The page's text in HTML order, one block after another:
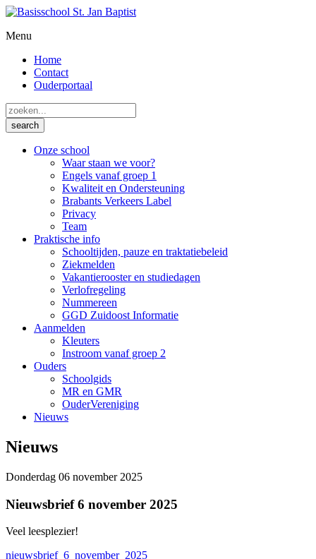
Menu
Home
Contact
Ouderportaal
Onze school
Waar staan we voor?
Engels vanaf groep 1
Kwaliteit en Ondersteuning
Brabants Verkeers Label
Privacy
Team
Praktische info
Schooltijden, pauze en traktatiebeleid
Ziekmelden
Vakantierooster en studiedagen
Verlofregeling
Nummereen
GGD Zuidoost Informatie
Aanmelden
Kleuters
Instroom vanaf groep 2
Ouders
Schoolgids
MR en GMR
OuderVereniging
Nieuws
Nieuws
Donderdag 06 november 2025
Nieuwsbrief 6 november 2025
Veel leesplezier!
nieuwsbrief_6_november_2025